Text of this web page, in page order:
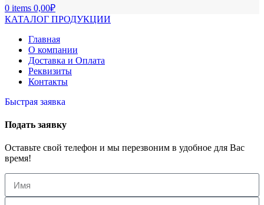
0 items 0,00₽
КАТАЛОГ ПРОДУКЦИИ
Главная
О компании
Доставка и Оплата
Реквизиты
Контакты
Быстрая заявка
Подать заявку
Оставьте свой телефон и мы перезвоним в удобное для Вас
время!